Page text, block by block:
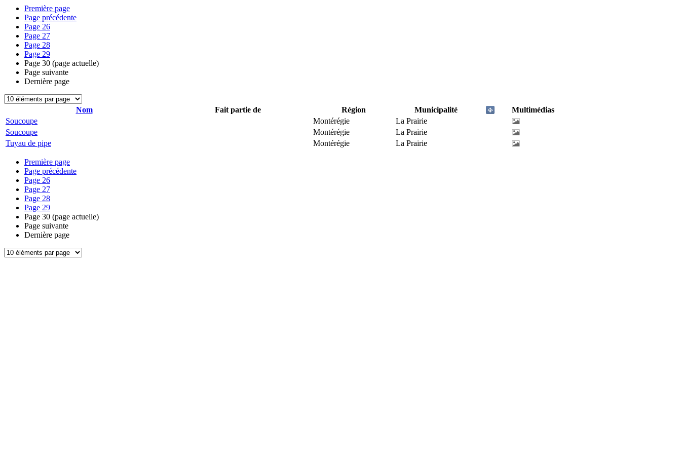
Première page
Page précédente
Page 26
Page 27
Page 28
Page 29
Page 30 (page actuelle)
Page suivante
Dernière page
Nom Fait partie de Région Municipalité
Multimédias
Soucoupe
Montérégie
La Prairie
Soucoupe
Montérégie
La Prairie
Tuyau de pipe
Montérégie La Prairie
Première page
Page précédente
Page 26
Page 27
Page 28
Page 29
Page 30 (page actuelle)
Page suivante
Dernière page